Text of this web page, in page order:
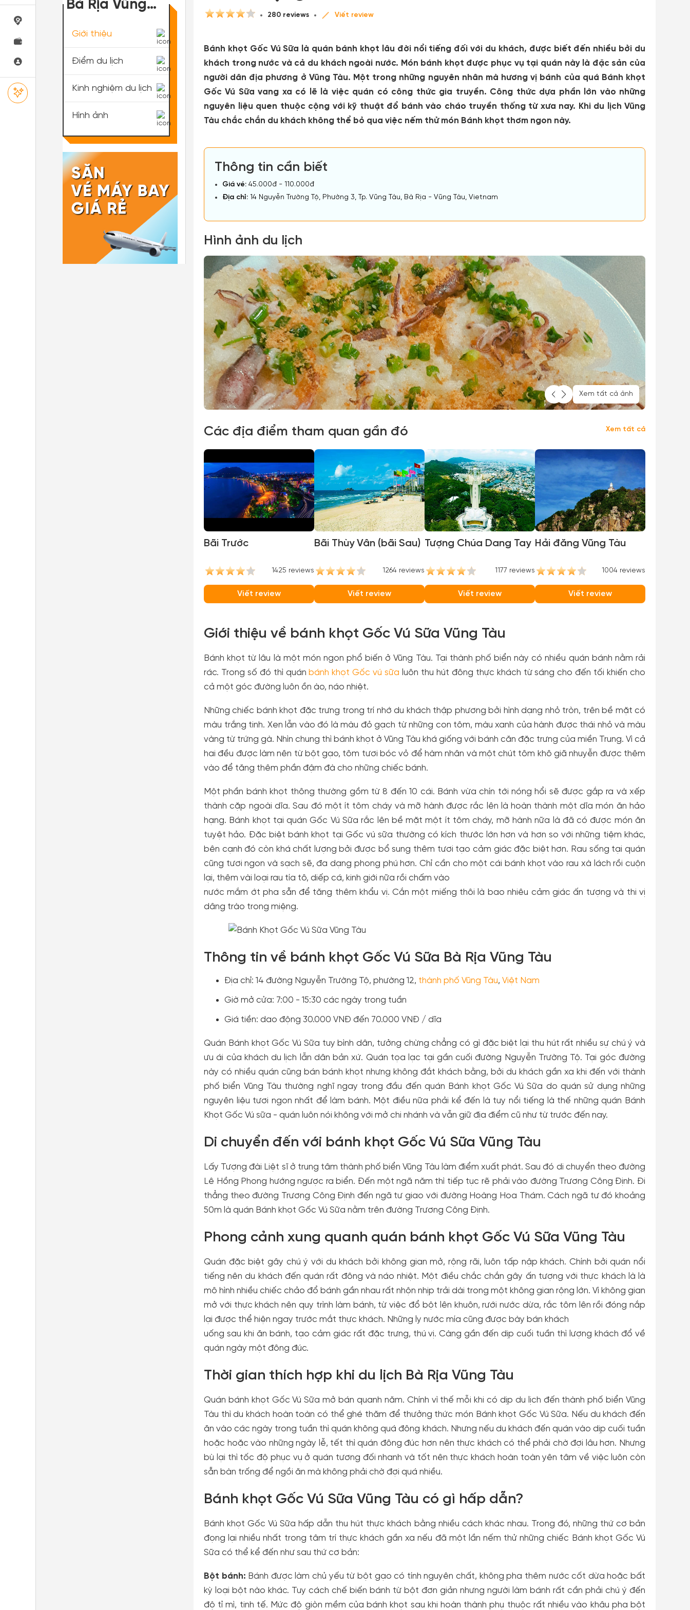
280 reviews Viết review
Bánh khọt Gốc Vú Sữa là quán bánh khọt lâu đời nổi tiếng đối với du khách, được biết đến nhiều bởi du
khách trong nước và cả du khách ngoài nước. Món bánh khọt được phục vụ tại quán này là đặc sản của
người dân địa phương ở Vũng Tàu. Một trong những nguyên nhân mà hương vị bánh của quá Bánh khọt
Gốc Vú Sữa vang xa có lẽ là việc quán có công thức gia truyền. Công thức dựa phần lớn vào những
nguyên liệu quen thuộc cộng với kỹ thuật đổ bánh vào cháo truyền thống từ xưa nay. Khi du lịch Vũng
Tàu chắc chắn du khách không thể bỏ qua việc nếm thử món Bánh khọt thơm ngon này.
Thông tin cần biết
Giá vé: 45.000đ - 110.000đ
Địa chỉ: 14 Nguyễn Trường Tộ, Phường 3, Tp. Vũng Tàu, Bà Rịa - Vũng Tàu, Vietnam
Hình ảnh du lịch
Xem tất cả ảnh
Các địa điểm tham quan gần đó Xem tất cả
Bãi Trước
1425 reviews
Viết review
Bãi Thùy Vân (bãi Sau)
1264 reviews
Viết review
Tượng Chúa Dang Tay
1177 reviews
Viết review
Hải đăng Vũng Tàu
1004 reviews
Viết review
Giới thiệu về bánh khọt Gốc Vú Sữa Vũng Tàu
Bánh khọt từ lâu là một món ngon phổ biến ở Vũng Tàu. Tại thành phố biển này có nhiều quán bánh nằm rải
rác. Trong số đó thì quán bánh khọt Gốc vú sữa luôn thu hút đông thực khách từ sáng cho đến tối khiến cho
cả một góc đường luôn ồn ào, náo nhiệt.
Những chiếc bánh khọt đặc trưng trong trí nhớ du khách thập phương bởi hình dạng nhỏ tròn, trên bề mặt có
màu trắng tinh. Xen lẫn vào đó là màu đỏ gạch từ những con tôm, màu xanh của hành được thái nhỏ và màu
vàng từ trứng gà. Nhìn chung thì bánh khọt ở Vũng Tàu khá giống với bánh căn đặc trưng của miền Trung. Vì cả
hai đều được làm nên từ bột gạo, tôm tươi bóc vỏ để hàm nhân và một chút tôm khô giã nhuyễn được thêm
vào để tăng thêm phần đậm đà cho những chiếc bánh.
Một phần bánh khọt thông thường gồm từ 8 đến 10 cái. Bánh vừa chín tới nóng hổi sẽ được gắp ra và xếp
thành cặp ngoài dĩa. Sau đó một ít tôm cháy và mỡ hành được rắc lên là hoàn thành một dĩa món ăn hảo
hạng. Bánh khọt tại quán Gốc Vú Sữa rắc lên bề mặt một ít tôm cháy, mỡ hành nữa là đã có được món ăn
tuyệt hảo. Đặc biệt bánh khọt tại Gốc vú sữa thường có kích thước lớn hơn và hơn so với những tiệm khác,
bên cạnh đó còn khá chất lượng bởi được bổ sung thêm tươi tạo cảm giác đặc biệt hơn. Rau sống tại quán
cũng tươi ngon và sạch sẽ, đa dạng phong phú hơn. Chỉ cần cho một cái bánh khọt vào rau xà lách rồi cuộn
lại, thêm vài loại rau tía tô, diếp cá, kinh giới nữa rồi chấm vào
nước mắm ớt pha sẵn để tăng thêm khẩu vị. Cắn một miếng thôi là bao nhiêu cảm giác ấn tượng và thi vị
dâng trào trong miệng.
Thông tin về bánh khọt Gốc Vú Sữa Bà Rịa Vũng Tàu
Địa chỉ: 14 đường Nguyễn Trường Tộ, phường 12, thành phố Vũng Tàu, Việt Nam
Giờ mở cửa: 7:00 - 15:30 các ngày trong tuần
Giá tiền: dao động 30.000 VNĐ đến 70.000 VNĐ / dĩa
Quán Bánh khọt Gốc Vú Sữa tuy bình dân, tưởng chừng chẳng có gì đặc biệt lại thu hút rất nhiều sự chú ý và
ưu ái của khách du lịch lẫn dân bản xứ. Quán tọa lạc tại gần cuối đường Nguyễn Trường Tộ. Tại góc đường
này có nhiều quán cũng bán bánh khọt nhưng không đắt khách bằng, bởi du khách gần xa khi đến với thành
phố biển Vũng Tàu thường nghĩ ngay trong đầu đến quán Bánh khọt Gốc Vú Sữa do quán sử dụng những
nguyên liệu tươi ngon nhất để làm bánh. Một điều nữa phải kể đến là tuy nổi tiếng là thế những quán Bánh
Khọt Gốc Vú sữa - quán luôn nói không với mở chi nhánh và vẫn giữ địa điểm cũ như từ trước đến nay.
Di chuyển đến với bánh khọt Gốc Vú Sữa Vũng Tàu
Lấy Tượng đài Liệt sĩ ở trung tâm thành phố biển Vũng Tàu làm điểm xuất phát. Sau đó di chuyển theo đường
Lê Hồng Phong hướng ngược ra biển. Đến một ngã năm thì tiếp tục rẽ phải vào đường Trương Công Định. Đi
thẳng theo đường Trương Công Định đến ngã tư giao với đường Hoàng Hoa Thám. Cách ngã tư đó khoảng
50m là quán Bánh khọt Gốc Vú Sữa nằm trên đường Trương Công Định.
Phong cảnh xung quanh quán bánh khọt Gốc Vú Sữa Vũng Tàu
Quán đặc biệt gây chú ý với du khách bởi không gian mở, rộng rãi, luôn tấp nập khách. Chính bởi quán nổi
tiếng nên du khách đến quán rất đông và náo nhiệt. Một điều chắc chắn gây ấn tượng với thực khách là là
mô hình nhiều chiếc chảo đổ bánh gần nhau rất nhộn nhịp trải dài trong một không gian rộng lớn. Vì không gian
mở với thực khách nên quy trình làm bánh, từ việc đổ bột lên khuôn, rưới nước dừa, rắc tôm lên rồi đóng nắp
lại được thể hiện ngay trước mắt thực khách. Những ly nước mía cũng được bày bán khách
uống sau khi ăn bánh, tạo cảm giác rất đặc trưng, thú vị. Càng gần đến dịp cuối tuần thì lượng khách đổ về
quán ngày một đông đúc.
Thời gian thích hợp khi du lịch Bà Rịa Vũng Tàu
Quán bánh khọt Gốc Vú Sữa mở bán quanh năm. Chính vì thế mỗi khi có dịp du lịch đến thành phố biển Vũng
Tàu thì du khách hoàn toàn có thể ghé thăm để thưởng thức món Bánh khọt Gốc Vú Sữa. Nếu du khách đến
ăn vào các ngày trong tuần thì quán không quá đông khách. Nhưng nếu du khách đến quán vào dịp cuối tuần
hoặc hoặc vào những ngày lễ, tết thì quán đông đúc hơn nên thực khách có thể phải chờ đợi lâu hơn. Nhưng
bù lại thì tốc độ phục vụ ở quán tương đối nhanh và tốt nên thực khách hoàn toàn yên tâm về việc luôn còn
sẵn bàn trống để ngồi ăn mà không phải chờ đợi quá nhiều.
Bánh khọt Gốc Vú Sữa Vũng Tàu có gì hấp dẫn?
Bánh khọt Gốc Vú Sữa hấp dẫn thu hút thực khách bằng nhiều cách khác nhau. Trong đó, những thứ cơ bản
đọng lại nhiều nhất trong tâm trí thực khách gần xa nếu đã một lần nếm thử những chiếc Bánh khọt Gốc Vú
Sữa có thể kể đến như sau thứ cơ bản:
Bột bánh: Bánh được làm chủ yếu từ bột gạo có tính nguyên chất, không pha thêm nước cốt dừa hoặc bất
kỳ loại bột nào khác. Tuy cách chế biến bánh từ bột đơn giản nhưng người làm bánh rất cần phải chú ý đến
độ tỉ mì, tinh tế. Mức độ giòn mềm của bánh khọt sau khi hoàn thành phụ thuộc rất nhiều vào khâu pha bột
Bà Rịa Vũng
Giới thiệu
Điểm du lịch
Kinh nghiệm du lịch
Hình ảnh